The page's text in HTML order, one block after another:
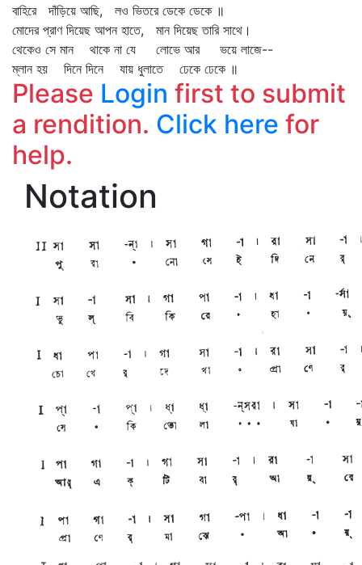
বাহিরে দাঁড়িয়ে আছি, লও ভিতরে ডেকে ডেকে ॥
মোদের প্রাণ দিয়েছ আপন হাতে, মান দিয়েছ তারি সাথে।
থেকেও সে মান থাকে না যে লোভে আর ভয়ে লাজে--
ম্লান হয় দিনে দিনে যায় ধুলাতে ঢেকে ঢেকে ॥
Please Login first to submit
a rendition. Click here for
help.
Notation